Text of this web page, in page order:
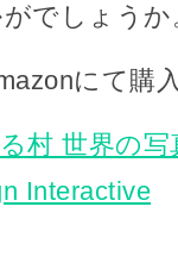
でしょうか
にて購
村 世界の
Interactive